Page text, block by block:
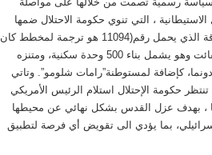
، التي تنوي حكومة الاحتلال ضمها
الى اسرائيل في أية تسوية سياسية محتملة للصراع . قرار المصادقة الذي يحمل رقم(11094 هو ترجمة لمخطط كان
قد تم ايداعه للمصادقة عام 2012 وتمت المصادقه عليه الاربعاء الفائت وهو يشمل بناء 500 وحدة سكنية، ومتنزه
عام، وشق شارع رئيس، وبنايات عامة أخرى، على مساحة نحو 76 دونما، كإضافة لمستوطنة”رامات شلومو”. وتاتي
30 الف وحدة استيطانية تنتظر حكومة الإحتلال استلام الرئيس الأمريكي
، بهدف عزل القدس بشكل نهائي عن محيطها
بما يؤدي الى تقويض أي فرصة لتطبيق